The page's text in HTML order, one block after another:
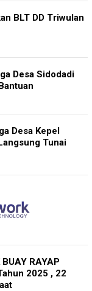
BLT DD Triwulan
Desa Sidodadi
Desa Kepel
Tunai
RAYAP
2025 , 22